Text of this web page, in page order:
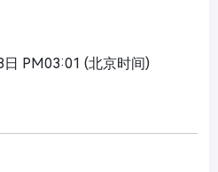
日 PM03:01 (北京时间)